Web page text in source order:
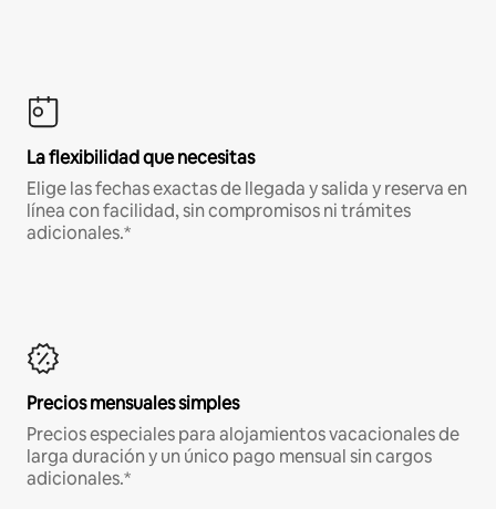
La flexibilidad que necesitas
Elige las fechas exactas de llegada y salida y reserva en
línea con facilidad, sin compromisos ni trámites
adicionales.*
Precios mensuales simples
Precios especiales para alojamientos vacacionales de
larga duración y un único pago mensual sin cargos
adicionales.*